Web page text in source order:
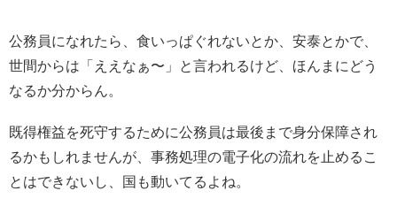
公務員になれたら、食いっぱぐれないとか、安泰とかで、
世間からは「ええなぁ〜」と言われるけど、ほんまにどう
なるか分からん。
既得権益を死守するために公務員は最後まで身分保障され
るかもしれませんが、事務処理の電子化の流れを止めるこ
とはできないし、国も動いてるよね。